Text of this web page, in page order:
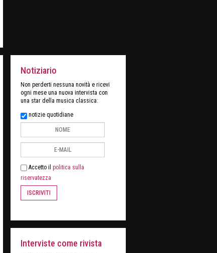
Notiziario
Non perderti nessuna novità e ricevi
ogni mese una nuova intervista con
una star della musica classica:
notizie quotidiane
Accetto il politica sulla
riservatezza
ISCRIVITI
Interviste come rivista